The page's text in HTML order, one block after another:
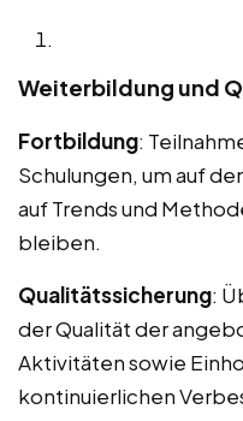
Weiterbildung und
Fortbildung:
Schulungen, um auf
auf Trends und
bleiben.
Qualitätssicherung:
der Qualität der
Aktivitäten sowie
kontinuierlichen